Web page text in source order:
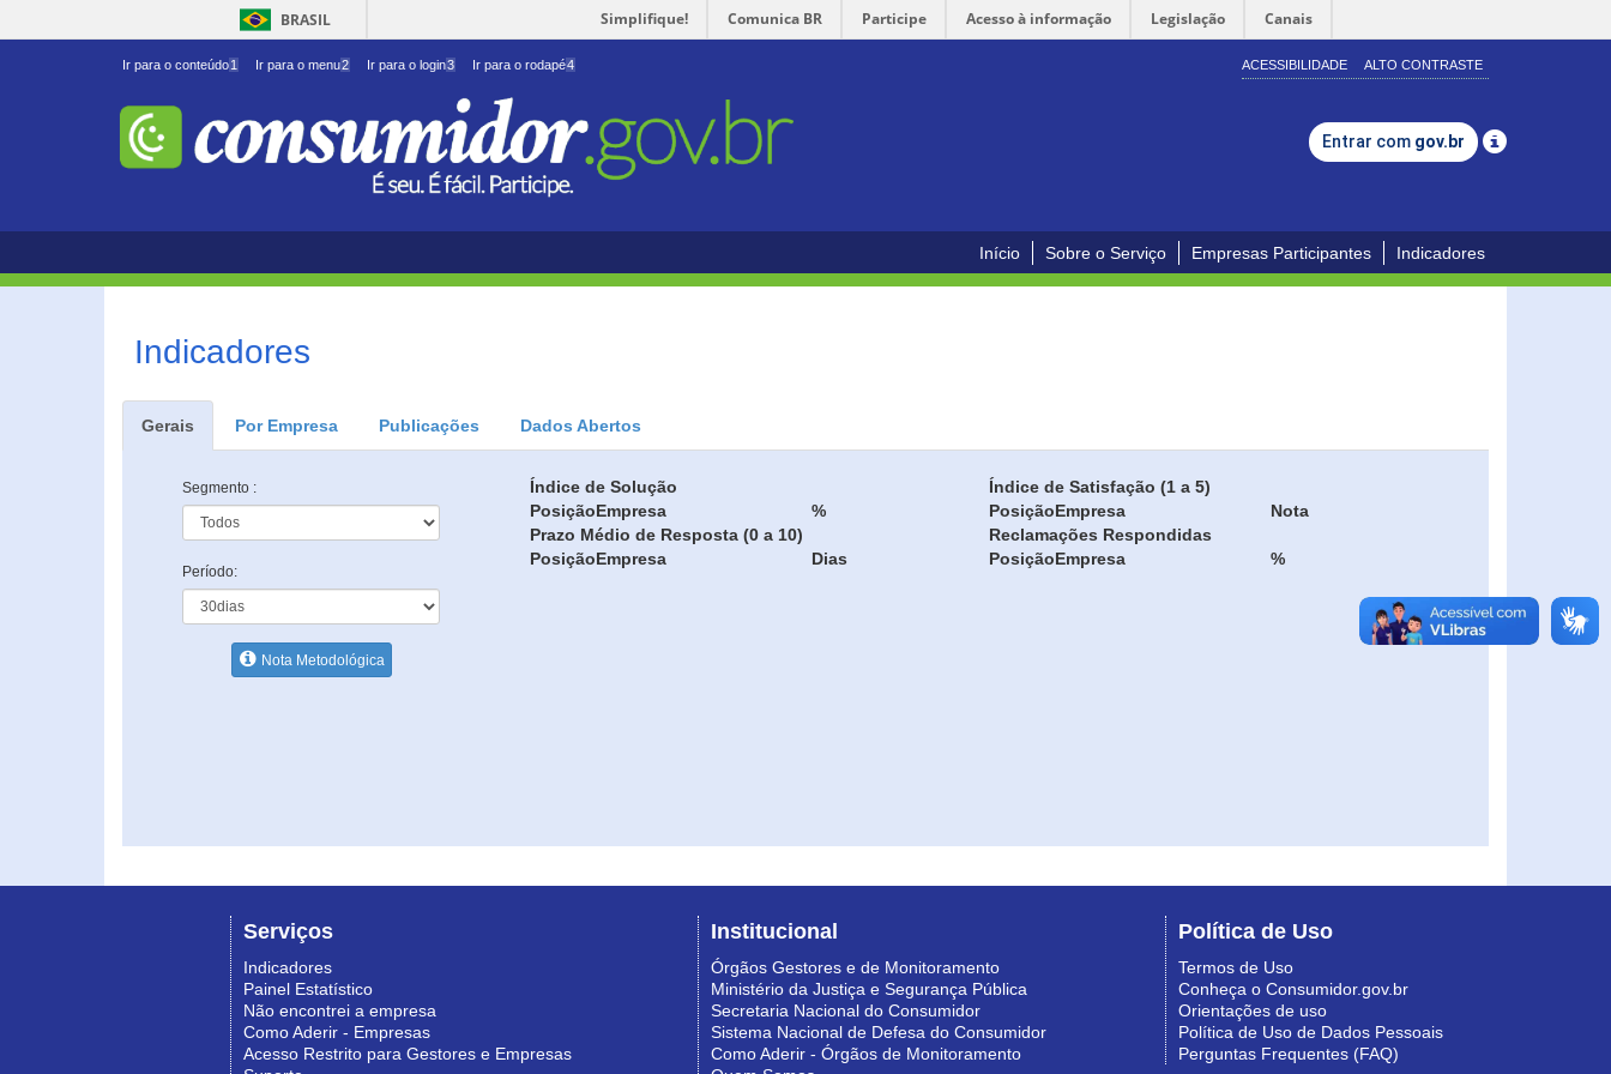
BRASIL Simplifique! Comunica BR Participe Acesso à informação Legislação Canais
Ir para o conteúdo1 Ir para o menu2 Ir para o login3 Ir para o rodapé4 ACESSIBILIDADE ALTO CONTRASTE
Entrar com gov.br
Início Sobre o Serviço Empresas Participantes Indicadores
Indicadores
Gerais Por Empresa Publicações Dados Abertos
Segmento :
Período:
Nota Metodológica
Índice de Solução
PosiçãoEmpresa %
Índice de Satisfação (1 a 5)
PosiçãoEmpresa
Nota
Prazo Médio de Resposta (0 a 10)
PosiçãoEmpresa Dias
Reclamações Respondidas
PosiçãoEmpresa %
Serviços
Indicadores
Painel Estatístico
Não encontrei a empresa
Como Aderir - Empresas
Acesso Restrito para Gestores e Empresas
Institucional
Órgãos Gestores e de Monitoramento
Ministério da Justiça e Segurança Pública
Secretaria Nacional do Consumidor
Sistema Nacional de Defesa do Consumidor
Como Aderir - Órgãos de Monitoramento
Política de Uso
Termos de Uso
Conheça o Consumidor.gov.br
Orientações de uso
Política de Uso de Dados Pessoais
Perguntas Frequentes (FAQ)